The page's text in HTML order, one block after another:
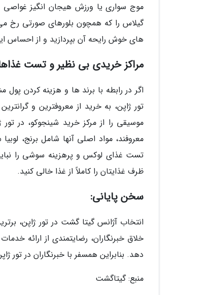
موج سواری یا ورزش هیجان انگیز غواصی
گیلاس را که همچون بلورهای صورتی رخ می
های خوش رایحه آن بپردازید و از
مراکز خریدی بی نظیر و تست
اگر در رابطه با برند ها و هزینه کردن پول
تور ژاپن، به خرید از معروفترین و
موسیقی را از مرکز خرید شینجوکو، در
معروفند، مواد اصلی آنها شامل برنج،
تست غذای لوکس و پرهزینه سوشی را
ظرف غذایتان را کاملاً از غذا خالی کنید.
سخن پایانی:
انتخاب آژانس گیتا گشت در تور ژاپن،
خلاق خبرنگاران، رضایتمندی از ارائه
دهد. بنابراین همسفر با خبرنگاران در
منبع: گیتاگشت